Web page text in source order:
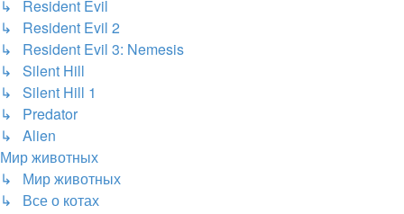
↳ Resident Evil
↳ Resident Evil 2
↳ Resident Evil 3: Nemesis
↳ Silent Hill
↳ Silent Hill 1
↳ Predator
↳ Alien
Мир животных
↳ Мир животных
↳ Все о котах